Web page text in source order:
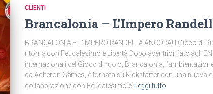
CLIENTI
Brancalonia – L’Impero
BRANCALONIA – L’IMPERO RANDELLA ANCORA!Il Gioco di
ritorna con Feudalesimo e Libertà Dopo aver trionfato agli
internazionali del Gioco di ruolo, Brancalonia,
da Acheron Games, è tornata su Kickstarter con una nuova
collaborazione con Feudalesimo e Leggi tutto